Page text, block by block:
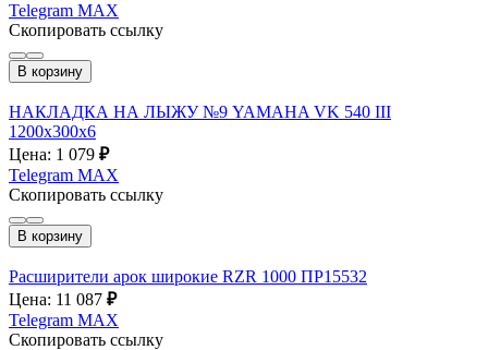
Telegram MAX
Скопировать ссылку
В корзину
НАКЛАДКА НА ЛЫЖУ №9 YAMAHA VK 540 III
1200x300x6
Цена: 1 079 ₽
Telegram MAX
Скопировать ссылку
В корзину
Расширители арок широкие RZR 1000 ПР15532
Цена: 11 087 ₽
Telegram MAX
Скопировать ссылку